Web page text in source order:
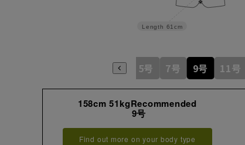
Length 61cm
5号 7号 9号 11号
158cm 51kgRecommended
9号
Find out more on your body type